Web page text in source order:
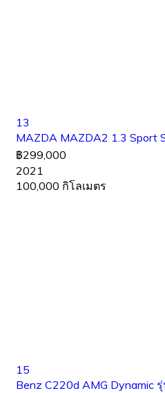
13
MAZDA MAZDA2 1.3 Sport
฿299,000
2021
100,000 กิโลเมตร
15
Benz C220d AMG Dynamic